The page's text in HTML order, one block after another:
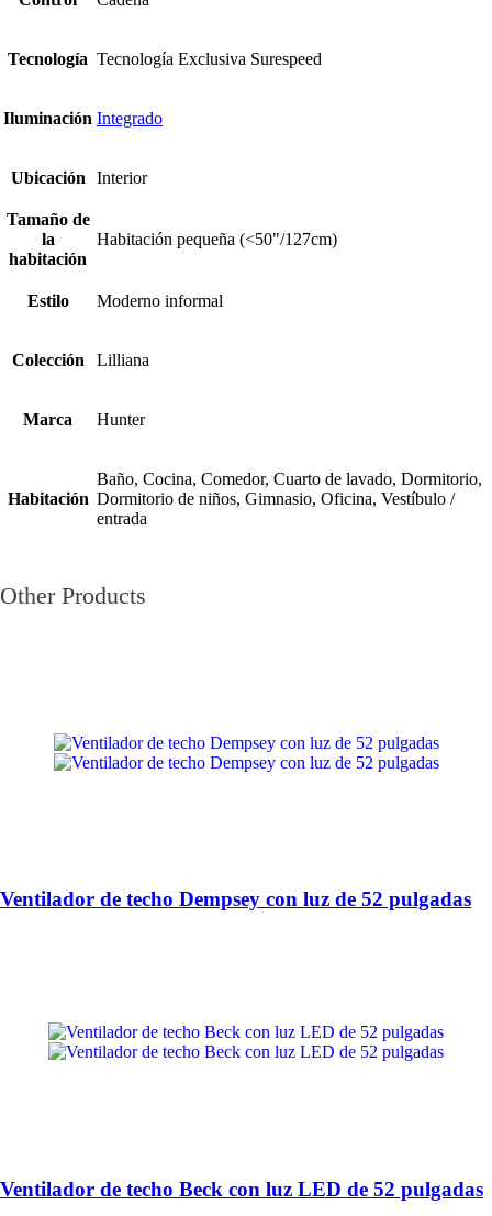
Tecnología Tecnología Exclusiva Surespeed
Iluminación Integrado
Ubicación Interior
Tamaño de
la
habitación
Habitación pequeña (<50"/127cm)
Estilo Moderno informal
Colección Lilliana
Marca Hunter
Habitación
Baño, Cocina, Comedor, Cuarto de lavado, Dormitorio,
Dormitorio de niños, Gimnasio, Oficina, Vestíbulo /
entrada
Other Products
Ventilador de techo Dempsey con luz de 52 pulgadas
Ventilador de techo Beck con luz LED de 52 pulgadas